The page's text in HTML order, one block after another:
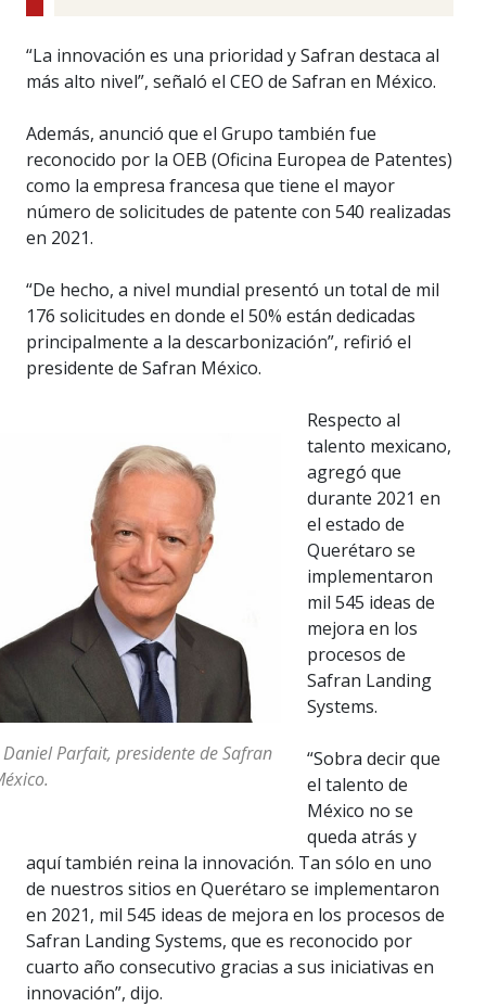
“La innovación es una prioridad y Safran destaca al
más alto nivel”, señaló el CEO de Safran en México.
Además, anunció que el Grupo también fue
reconocido por la OEB (Oficina Europea de Patentes)
como la empresa francesa que tiene el mayor
número de solicitudes de patente con 540 realizadas
en 2021.
“De hecho, a nivel mundial presentó un total de mil
176 solicitudes en donde el 50% están dedicadas
principalmente a la descarbonización”, refirió el
presidente de Safran México.
Daniel Parfait, presidente de Safran
Respecto al
talento mexicano,
agregó que
durante 2021 en
el estado de
Querétaro se
implementaron
mil 545 ideas de
mejora en los
procesos de
Safran Landing
Systems.
“Sobra decir que
el talento de
México no se
queda atrás y
aquí también reina la innovación. Tan sólo en uno
de nuestros sitios en Querétaro se implementaron
en 2021, mil 545 ideas de mejora en los procesos de
Safran Landing Systems, que es reconocido por
cuarto año consecutivo gracias a sus iniciativas en
innovación”, dijo.